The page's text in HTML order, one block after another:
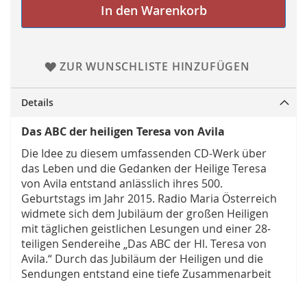
In den Warenkorb
ZUR WUNSCHLISTE HINZUFÜGEN
Details
Das ABC der heiligen Teresa von Avila
Die Idee zu diesem umfassenden CD-Werk über
das Leben und die Gedanken der Heilige Teresa
von Avila entstand anlässlich ihres 500.
Geburtstags im Jahr 2015. Radio Maria Österreich
widmete sich dem Jubiläum der großen Heiligen
mit täglichen geistlichen Lesungen und einer 28-
teiligen Sendereihe „Das ABC der Hl. Teresa von
Avila.“ Durch das Jubiläum der Heiligen und die
Sendungen entstand eine tiefe Zusammenarbeit